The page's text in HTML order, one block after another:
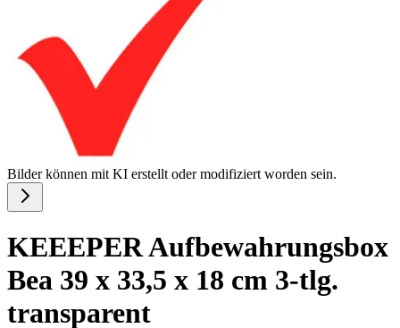
Bilder können mit KI erstellt oder modifiziert worden sein.
KEEEPER Aufbewahrungsbox
Bea 39 x 33,5 x 18 cm 3-tlg.
transparent